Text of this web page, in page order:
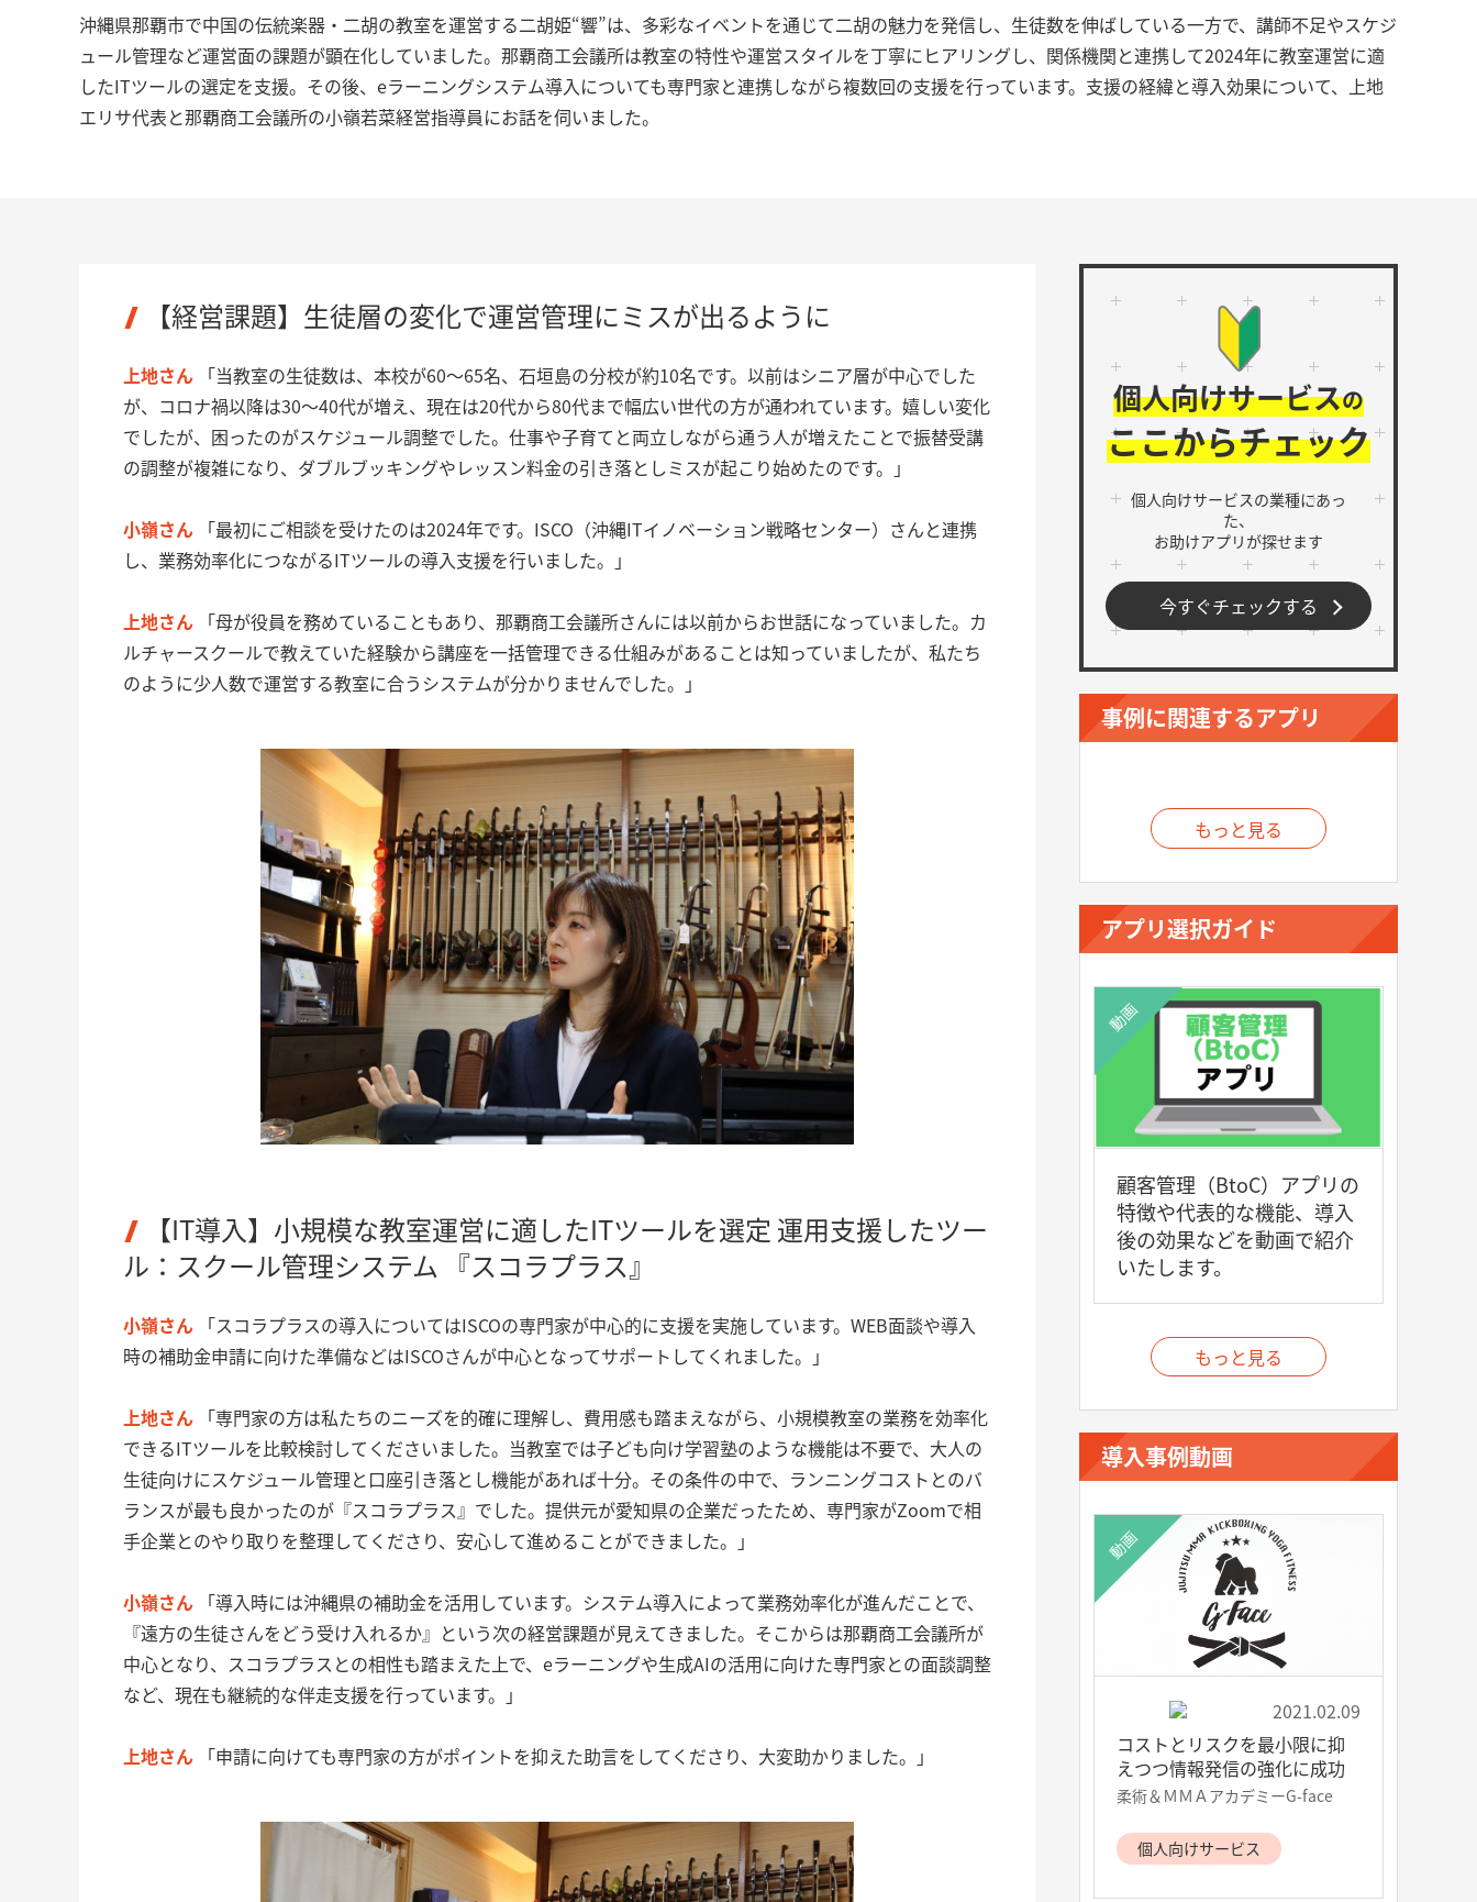
沖縄県那覇市で中国の伝統楽器・二胡の教室を運営する二胡姫“響”は、多彩なイベントを通じて二胡の魅力を発信し、生徒数を伸ばしている一方で、講師不足やスケジ
ュール管理など運営面の課題が顕在化していました。那覇商工会議所は教室の特性や運営スタイルを丁寧にヒアリングし、関係機関と連携して2024年に教室運営に適
したITツールの選定を支援。その後、eラーニングシステム導入についても専門家と連携しながら複数回の支援を行っています。支援の経緯と導入効果について、上地
エリサ代表と那覇商工会議所の小嶺若菜経営指導員にお話を伺いました。
【経営課題】生徒層の変化で運営管理にミスが出るように
上地さん 「当教室の生徒数は、本校が60〜65名、石垣島の分校が約10名です。以前はシニア層が中心でした
が、コロナ禍以降は30〜40代が増え、現在は20代から80代まで幅広い世代の方が通われています。嬉しい変化
でしたが、困ったのがスケジュール調整でした。仕事や子育てと両立しながら通う人が増えたことで振替受講
の調整が複雑になり、ダブルブッキングやレッスン料金の引き落としミスが起こり始めたのです。」
小嶺さん 「最初にご相談を受けたのは2024年です。ISCO（沖縄ITイノベーション戦略センター）さんと連携
し、業務効率化につながるITツールの導入支援を行いました。」
上地さん 「母が役員を務めていることもあり、那覇商工会議所さんには以前からお世話になっていました。カ
ルチャースクールで教えていた経験から講座を一括管理できる仕組みがあることは知っていましたが、私たち
のように少人数で運営する教室に合うシステムが分かりませんでした。」
【IT導入】小規模な教室運営に適したITツールを選定 運用支援したツー
ル：スクール管理システム 『スコラプラス』
小嶺さん 「スコラプラスの導入についてはISCOの専門家が中心的に支援を実施しています。WEB面談や導入
時の補助金申請に向けた準備などはISCOさんが中心となってサポートしてくれました。」
上地さん 「専門家の方は私たちのニーズを的確に理解し、費用感も踏まえながら、小規模教室の業務を効率化
できるITツールを比較検討してくださいました。当教室では子ども向け学習塾のような機能は不要で、大人の
生徒向けにスケジュール管理と口座引き落とし機能があれば十分。その条件の中で、ランニングコストとのバ
ランスが最も良かったのが『スコラプラス』でした。提供元が愛知県の企業だったため、専門家がZoomで相
手企業とのやり取りを整理してくださり、安心して進めることができました。」
小嶺さん 「導入時には沖縄県の補助金を活用しています。システム導入によって業務効率化が進んだことで、
『遠方の生徒さんをどう受け入れるか』という次の経営課題が見えてきました。そこからは那覇商工会議所が
中心となり、スコラプラスとの相性も踏まえた上で、eラーニングや生成AIの活用に向けた専門家との面談調整
など、現在も継続的な伴走支援を行っています。」
上地さん 「申請に向けても専門家の方がポイントを抑えた助言をしてくださり、大変助かりました。」
個人向けサービスの
ここからチェック
個人向けサービスの業種にあっ
た、
お助けアプリが探せます
今すぐチェックする
事例に関連するアプリ
もっと見る
アプリ選択ガイド
動画
顧客管理（BtoC）アプリの
特徴や代表的な機能、導入
後の効果などを動画で紹介
いたします。
もっと見る
導入事例動画
動画
2021.02.09
コストとリスクを最小限に抑
えつつ情報発信の強化に成功
柔術＆ＭＭＡアカデミーG-face
個人向けサービス